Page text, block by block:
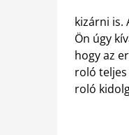
kizárni is.
Ön úgy
hogy az
roló
roló